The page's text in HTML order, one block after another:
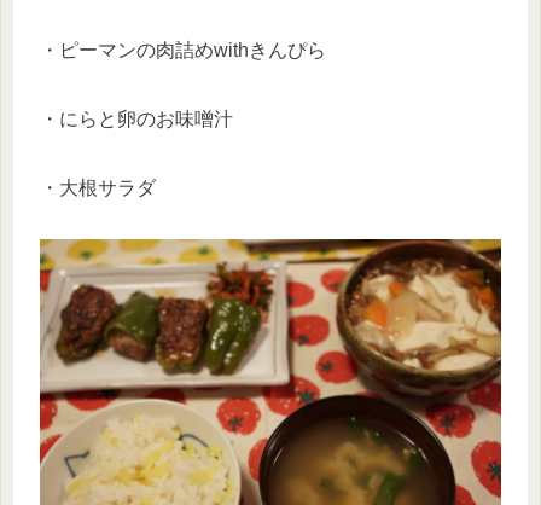
・ピーマンの肉詰めwithきんぴら
・にらと卵のお味噌汁
・大根サラダ